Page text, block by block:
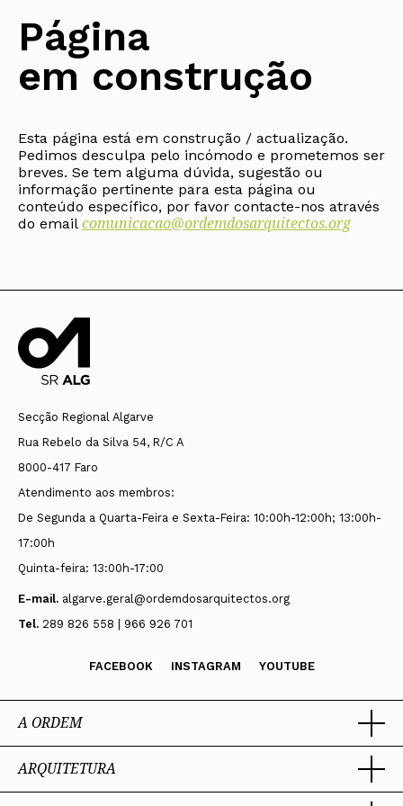
Nacional
Conselho Fiscal
Conselho Diretivo Regional
Conselho de Disciplina
Regional
Colégios
CAU
Glossário de
Arquitectura de
Autor
Protocolos
Institucionais
Protocolos Comerciais
SILUC
Apoio jurídico
Madeira
Açores
Notícias
Centro
Lisboa e Vale do Tejo
Alentejo
Algarve
Madeira
Açores
Página
em construção
Esta página está em construção / actualização.
Pedimos desculpa pelo incómodo e prometemos ser
breves. Se tem alguma dúvida, sugestão ou
informação pertinente para esta página ou
conteúdo específico, por favor contacte-nos através
do email comunicacao@ordemdosarquitectos.org
Secção Regional Algarve
Rua Rebelo da Silva 54, R/C A
8000-417 Faro
Atendimento aos membros:
De Segunda a Quarta-Feira e Sexta-Feira: 10:00h-12:00h; 13:00h-
17:00h
Quinta-feira: 13:00h-17:00
E-mail. algarve.geral@ordemdosarquitectos.org
Tel. 289 826 558 | 966 926 701
FACEBOOK INSTAGRAM YOUTUBE
A ORDEM
Ordem dos Arquitectos
Sobre a OA
ARQUITETURA